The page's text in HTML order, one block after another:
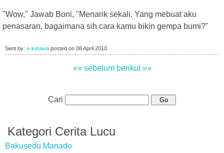
"Wow," Jawab Boni, "Menarik sekali. Yang mebuat aku
penasaran, bagaimana sih cara kamu bikin gempa bumi?"
Sent by: e-ketawa posted on 08 April 2010
«« sebelum berikut »»
Cari
Kategori Cerita Lucu
Bakusedu Manado